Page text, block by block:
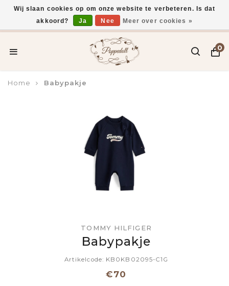
Voor 15:00 uur besteld, vandaag verzonden*
0
Home Babypakje
TOMMY HILFIGER
Babypakje
Artikelcode: KB0KB02095-C1G
€70
Wij slaan cookies op om onze website te verbeteren. Is dat
akkoord?
Ja Nee Meer over cookies »